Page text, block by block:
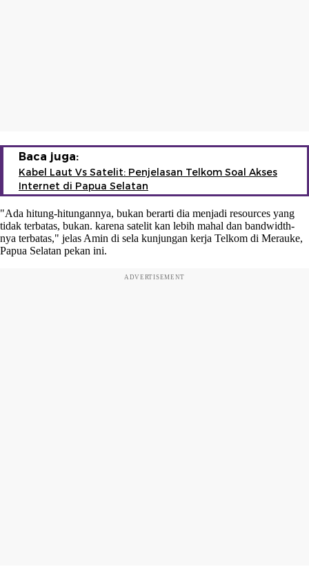
Baca juga:
Kabel Laut Vs Satelit: Penjelasan Telkom Soal Akses
Internet di Papua Selatan
"Ada hitung-hitungannya, bukan berarti dia menjadi resources yang
tidak terbatas, bukan. karena satelit kan lebih mahal dan bandwidth-
nya terbatas," jelas Amin di sela kunjungan kerja Telkom di Merauke,
Papua Selatan pekan ini.
ADVERTISEMENT